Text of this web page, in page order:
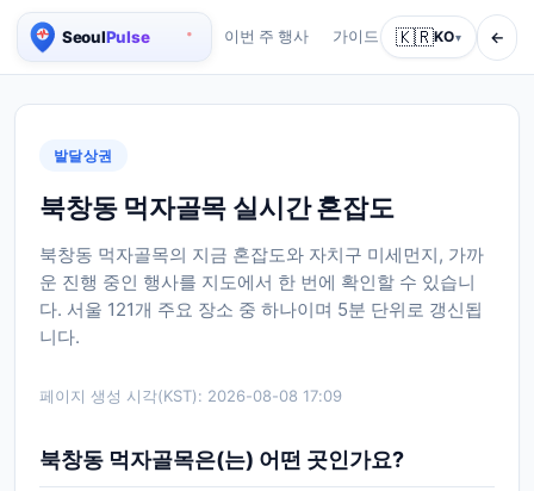
서울 실시간 인구 지도
이번 주 행사 가이드 회사 소개 서비
🇰🇷KO▾ ←
발달상권
북창동 먹자골목 실시간 혼잡도
북창동 먹자골목의 지금 혼잡도와 자치구 미세먼지, 가까
운 진행 중인 행사를 지도에서 한 번에 확인할 수 있습니
다. 서울 121개 주요 장소 중 하나이며 5분 단위로 갱신됩
니다.
페이지 생성 시각(KST): 2026-08-08 17:09
북창동 먹자골목은(는) 어떤 곳인가요?